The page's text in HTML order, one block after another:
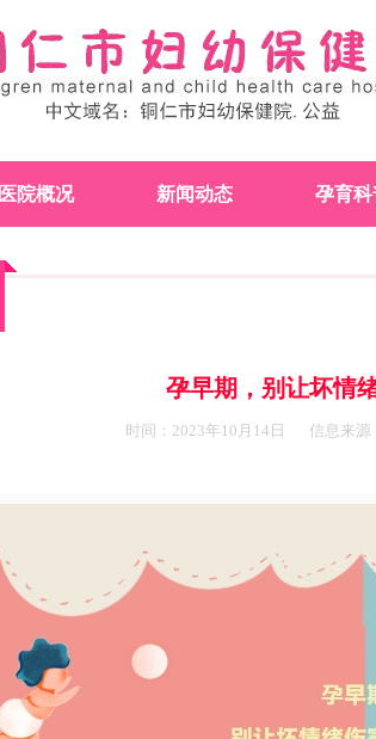
医院概况 新闻动态 孕育科
孕早期，别让坏情
时间：2023年10月14日 信息来源